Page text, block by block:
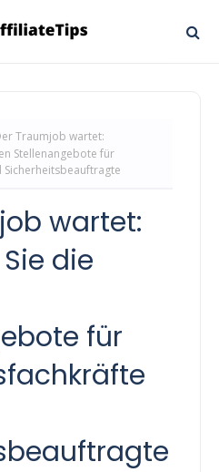
Traumjob wartet:
Stellenangebote für
Sicherheitsbeauftragte
wartet:
die
für